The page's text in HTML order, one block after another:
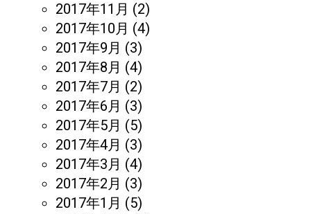
2017年11月 (2)
2017年10月 (4)
2017年9月 (3)
2017年8月 (4)
2017年7月 (2)
2017年6月 (3)
2017年5月 (5)
2017年4月 (3)
2017年3月 (4)
2017年2月 (3)
2017年1月 (5)